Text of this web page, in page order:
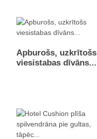
Apburošs, uzkrītošs
viesistabas dīvāns...